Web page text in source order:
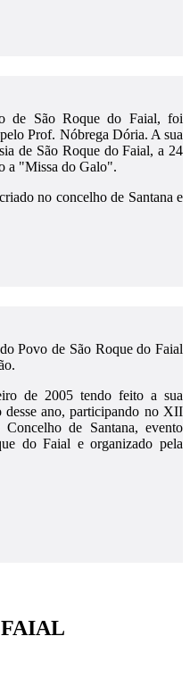
de São Roque do Faial, foi
Prof. Nóbrega Dória. A sua
de São Roque do Faial, a 24
a "Missa do Galo".
no concelho de Santana e
Povo de São Roque do Faial
de 2005 tendo feito a sua
ano, participando no XII
de Santana, evento
do Faial e organizado pela
FAIAL